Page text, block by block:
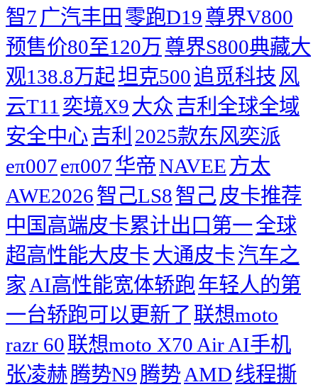
智7 广汽丰田 零跑D19尊界V800
预售价80至120万尊界S800典藏大
观138.8万起坦克500追觅科技 风
云T11 奕境X9大众吉利全球全域
安全中心吉利 2025款东风奕派
eπ007eπ007华帝NAVEE 方太
AWE2026智己LS8智己 皮卡推荐
中国高端皮卡累计出口第一全球
超高性能大皮卡大通皮卡汽车之
家 AI高性能宽体轿跑年轻人的第
一台轿跑可以更新了 联想moto
razr 60联想moto X70 Air AI手机
张凌赫腾势N9腾势AMD线程撕